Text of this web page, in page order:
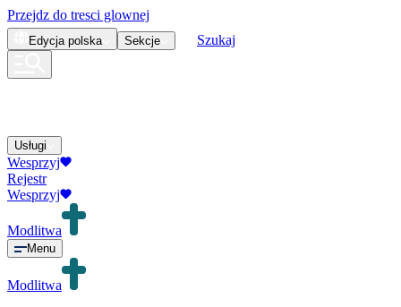
Przejdz do tresci glownej
Edycja polska Sekcje Szukaj
Usługi
Wesprzyj
Rejestr
Wesprzyj
Modlitwa
Menu
Modlitwa